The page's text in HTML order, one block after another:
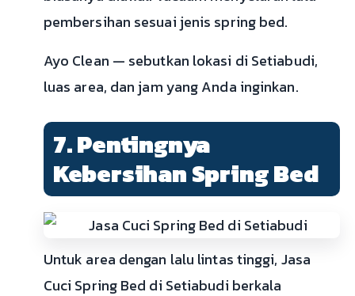
pembersihan sesuai jenis spring bed.
Ayo Clean — sebutkan lokasi di Setiabudi,
luas area, dan jam yang Anda inginkan.
7. Pentingnya
Kebersihan Spring Bed
Untuk area dengan lalu lintas tinggi, Jasa
Cuci Spring Bed di Setiabudi berkala